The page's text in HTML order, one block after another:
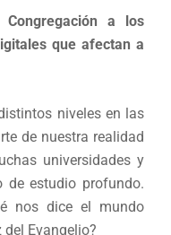
Congregación a los
que afectan a
niveles en las
de nuestra realidad
universidades y
de estudio profundo.
nos dice el mundo
Evangelio?